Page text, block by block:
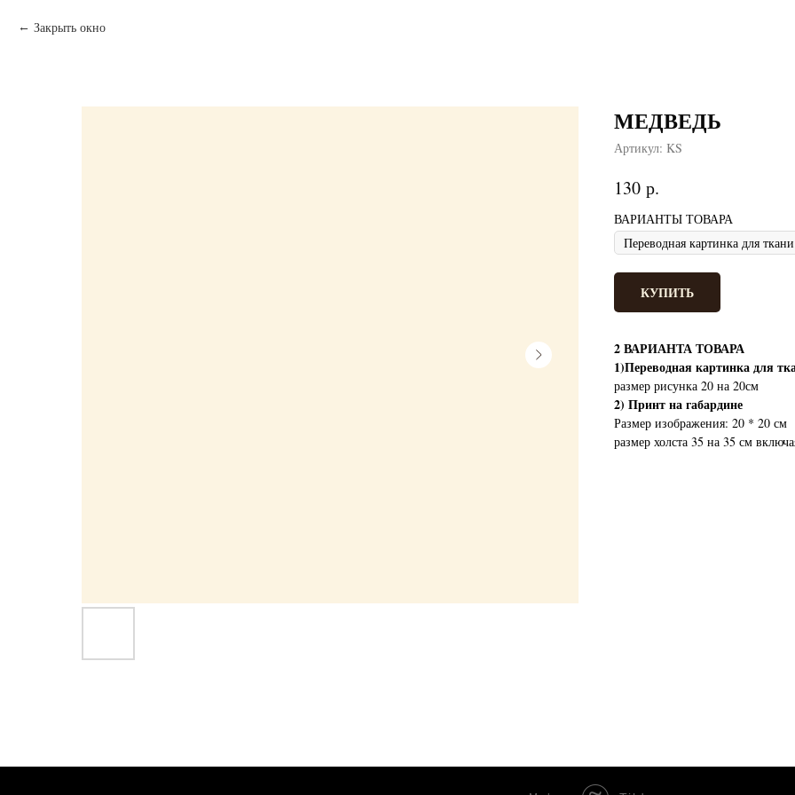
Закрыть окно
МЕДВЕДЬ
Артикул: KS
130 р.
ВАРИАНТЫ ТОВАРА
КУПИТЬ
2 ВАРИАНТА ТОВАРА
1)Переводная картинка для
размер рисунка 20 на 20см
2) Принт на габардине
Размер изображения: 20 * 20 см
размер холста 35 на 35 см